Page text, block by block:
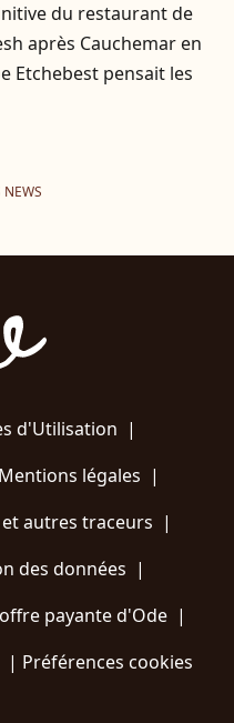
du restaurant de
après Cauchemar en
Etchebest pensait les
NEWS
d'Utilisation |
Mentions légales |
autres traceurs |
des données |
payante d'Ode |
| Préférences cookies